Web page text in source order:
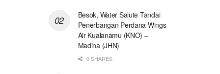
Besok, Water Salute Tandai
Penerbangan Perdana Wings
Air Kualanamu (KNO) –
Madina (JHN)
0 SHARES